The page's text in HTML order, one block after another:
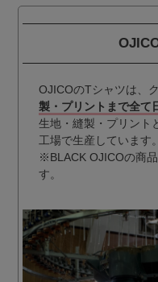
OJICOのTシャツは、
製・プリントまで全て
生地・縫製・プリント
工場で生産しています。
※BLACK OJICOの商
す。